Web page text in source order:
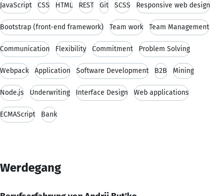
JavaScript CSS HTML REST Git SCSS Responsive web design
Bootstrap (front-end framework) Team work Team Management
Communication Flexibility Commitment Problem Solving
Webpack Application Software Development B2B Mining
Node.js Underwriting Interface Design Web applications
ECMAScript Bank
Werdegang